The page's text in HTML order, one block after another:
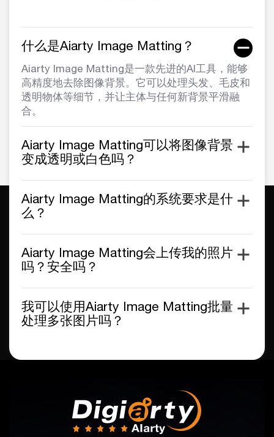
什么是Aiarty Image Matting？
Aiarty Image Matting是一款先进的AI工具，能够
高精度地去除图像背景。它可以处理头发、毛皮和
透明物体等细节，并让主体与任何新背景平滑融
合。
Aiarty Image Matting可以将图像背景
变成透明或白色吗？
Aiarty Image Matting的系统要求是什
么？
Aiarty Image Matting会上传我的照片
吗？安全吗？
我可以使用Aiarty Image Matting批量
处理多张图片吗？